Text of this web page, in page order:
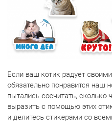
Если ваш котик радует
обязательно понравится
пытались сосчитать,
выразить с помощью этих
и делитесь стикерами со